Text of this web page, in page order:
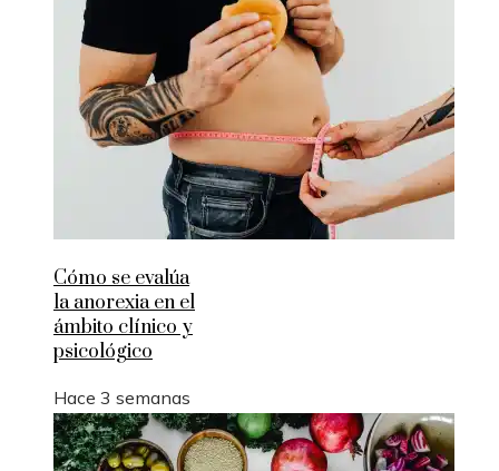
Cómo se evalúa
la anorexia en el
ámbito clínico y
psicológico
Hace 3 semanas